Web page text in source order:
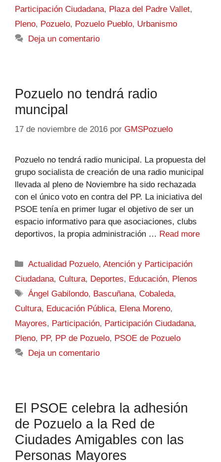
Participación Ciudadana, Plaza del Padre Vallet,
Pleno, Pozuelo, Pozuelo Pueblo, Urbanismo
Deja un comentario
Pozuelo no tendrá radio
muncipal
17 de noviembre de 2016 por GMSPozuelo
Pozuelo no tendrá radio municipal. La propuesta del
grupo socialista de creación de una radio municipal
llevada al pleno de Noviembre ha sido rechazada
con el único voto en contra del PP. La iniciativa del
PSOE tenía en primer lugar el objetivo de ser un
espacio informativo para que asociaciones, clubs
deportivos, la propia administración … Read more
Actualidad Pozuelo,Atención y Participación
Ciudadana, Cultura, Deportes, Educación, Plenos
Ángel Gabilondo, Bascuñana,Cobaleda,
Cultura, Educación Pública, Elena Moreno,
Mayores, Participación, Participación Ciudadana,
Pleno, PP, PP de Pozuelo, PSOE de Pozuelo
Deja un comentario
El PSOE celebra la adhesión
de Pozuelo a la Red de
Ciudades Amigables con las
Personas Mayores